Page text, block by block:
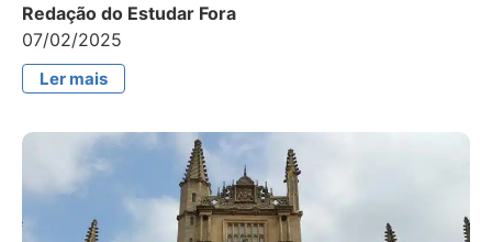
Redação do Estudar Fora
07/02/2025
Ler mais